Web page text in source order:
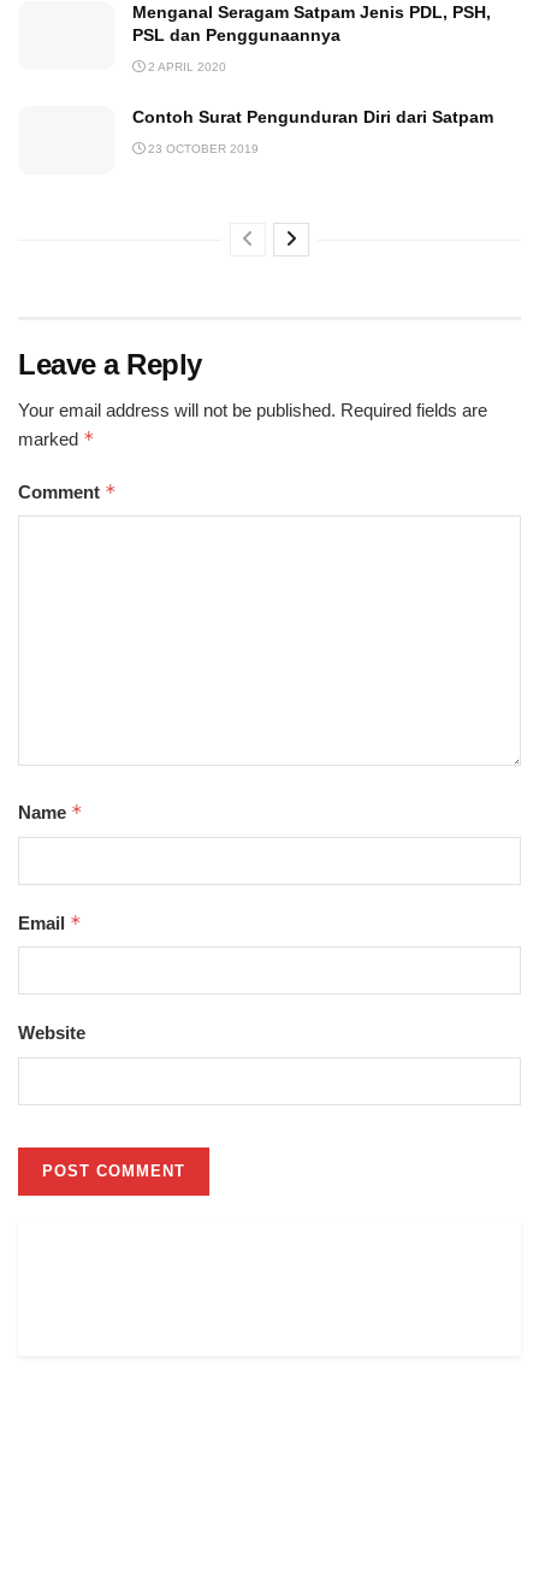
Menganal Seragam Satpam Jenis PDL, PSH,
PSL dan Penggunaannya
2 APRIL 2020
Contoh Surat Pengunduran Diri dari Satpam
23 OCTOBER 2019
Leave a Reply
Your email address will not be published. Required fields are
marked *
Comment *
Name *
Email *
Website